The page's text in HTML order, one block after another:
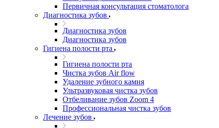
Первичная консультация стоматолога
Диагностика зубов
Диагностика зубов
Диагностика зубов
Гигиена полости рта
Гигиена полости рта
Чистка зубов Air flow
Удаление зубного камня
Ультразвуковая чистка зубов
Отбеливание зубов Zoom 4
Профессиональная чистка зубов
Лечение зубов